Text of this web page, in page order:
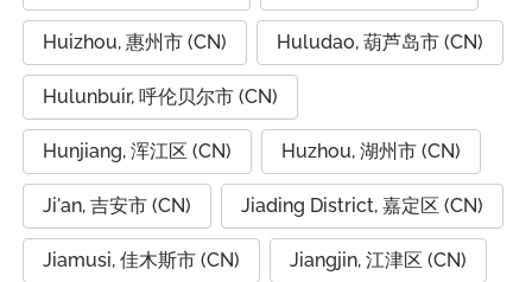
Huizhou, 惠州市 (CN) Huludao, 葫芦岛市 (CN)
Hulunbuir, 呼伦贝尔市 (CN)
Hunjiang, 浑江区 (CN) Huzhou, 湖州市 (CN)
Ji'an, 吉安市 (CN) Jiading District, 嘉定区 (CN)
Jiamusi, 佳木斯市 (CN) Jiangjin, 江津区 (CN)